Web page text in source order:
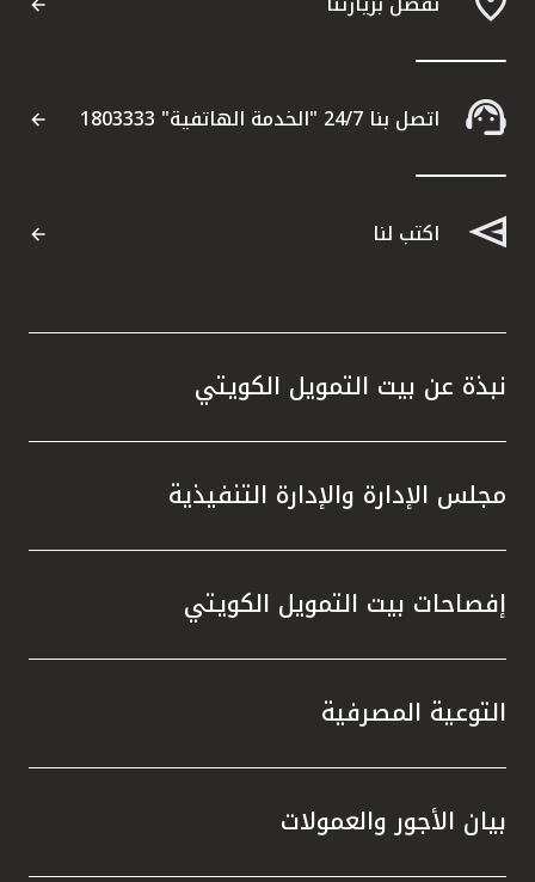
اتصل بنا 24/7 "الخدمة الهاتفية" 1803333
اكتب لنا
نبذة عن بيت التمويل الكويتي
مجلس الإدارة والإدارة التنفيذية
إفصاحات بيت التمويل الكويتي
التوعية المصرفية
بيان الأجور والعمولات